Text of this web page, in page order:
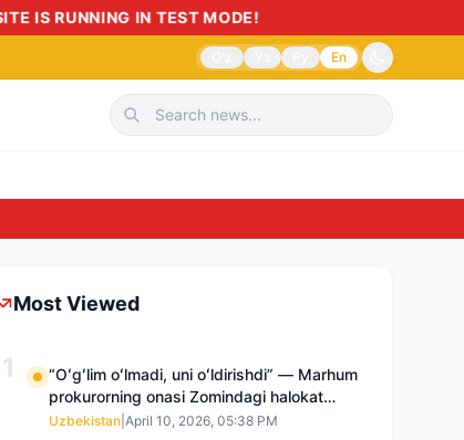
En
Most Viewed
1
“Oʻgʻlim oʻlmadi, uni oʻldirishdi” — Marhum
prokurorning onasi Zomindagi halokat
boʻyicha qayta tergov talab qilmoqda
Uzbekistan April 10, 2026, 05:38 PM